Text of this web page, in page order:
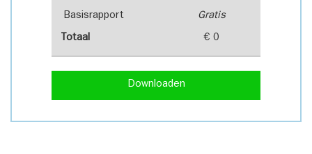
Basisrapport Gratis
Totaal € 0
Downloaden